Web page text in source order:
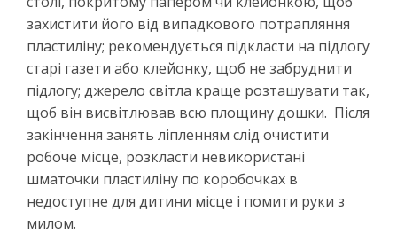
захистити його від випадкового потрапляння
пластиліну; рекомендується підкласти на підлогу
старі газети або клейонку, щоб не забруднити
підлогу; джерело світла краще розташувати так,
щоб він висвітлював всю площину дошки. Після
закінчення занять ліпленням слід очистити
робоче місце, розкласти невикористані
шматочки пластиліну по коробочках в
недоступне для дитини місце і помити руки з
милом.